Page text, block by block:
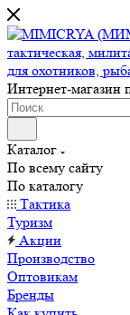
Интернет-магазин
Каталог
По всему сайту
По каталогу
Тактика
Туризм
Акции
Производство
Оптовикам
Бренды